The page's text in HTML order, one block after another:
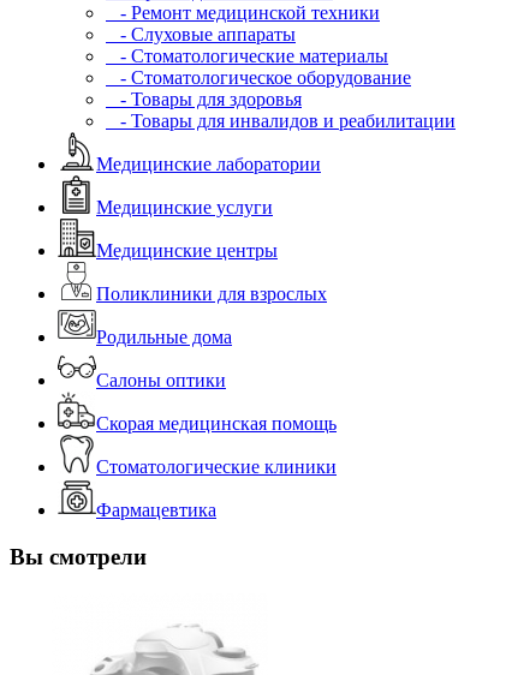
- Ремонт медицинской техники
- Слуховые аппараты
- Стоматологические материалы
- Стоматологическое оборудование
- Товары для здоровья
- Товары для инвалидов и реабилитации
Медицинские лаборатории
Медицинские услуги
Медицинские центры
Поликлиники для взрослых
Родильные дома
Салоны оптики
Скорая медицинская помощь
Стоматологические клиники
Фармацевтика
Вы смотрели